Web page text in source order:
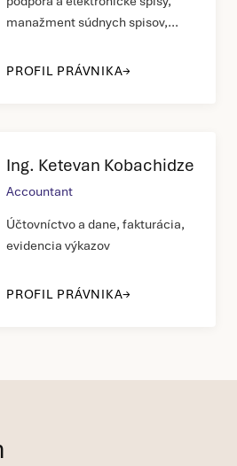
manažment súdnych spisov,
PROFIL PRÁVNIKA
Ing. Ketevan Kobachidze
Accountant
Účtovníctvo a dane, fakturácia,
evidencia výkazov
PROFIL PRÁVNIKA